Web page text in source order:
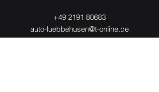
+49 2191 80683
auto-luebbehusen@t-online.de